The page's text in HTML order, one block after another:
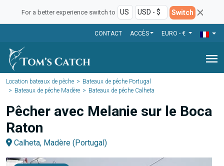
For a better experience switch to Switch
CONTACT ACCÈS EURO - €
menu
Location bateaux de pêche
Bateaux de pêche Portugal
Bateaux de pêche Madère
Bateaux de pêche Calheta
Pêcher avec Melanie sur le Boca
Raton
Calheta, Madère (Portugal)